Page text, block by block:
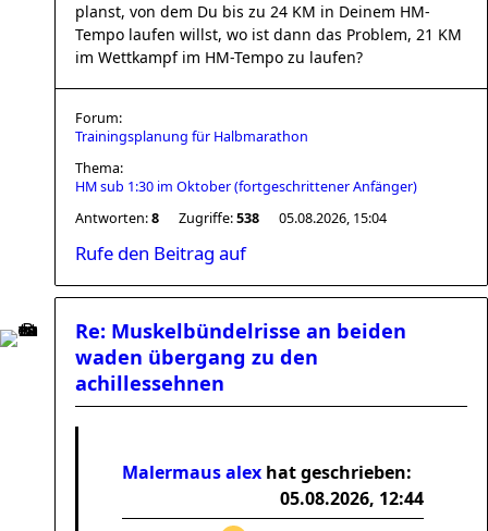
planst, von dem Du bis zu 24 KM in Deinem HM-
Tempo laufen willst, wo ist dann das Problem, 21 KM
im Wettkampf im HM-Tempo zu laufen?
Forum:
Trainingsplanung für Halbmarathon
Thema:
HM sub 1:30 im Oktober (fortgeschrittener Anfänger)
Antworten:8 Zugriffe:538 05.08.2026, 15:04
Rufe den Beitrag auf
Re: Muskelbündelrisse an beiden
waden übergang zu den
achillessehnen
Malermaus alex hat geschrieben:
05.08.2026, 12:44